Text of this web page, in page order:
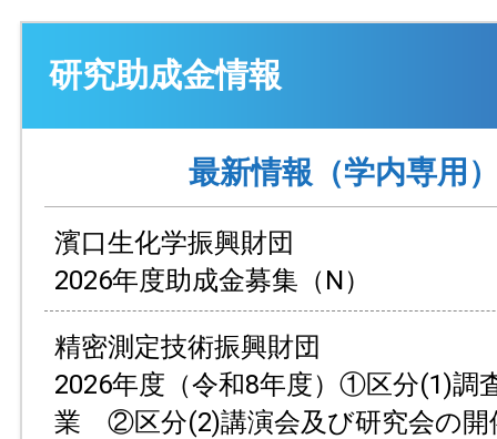
研究助成金情報
最新情報（学内専用
濱口生化学振興財団
2026年度助成金募集（N）
精密測定技術振興財団
2026年度（令和8年度）①区分(1)調
業 ②区分(2)講演会及び研究会の